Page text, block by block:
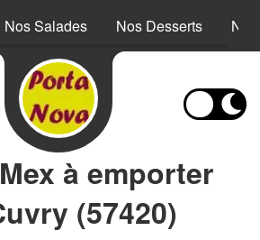
Nos Salades Nos Desserts
à emporter
(57420)